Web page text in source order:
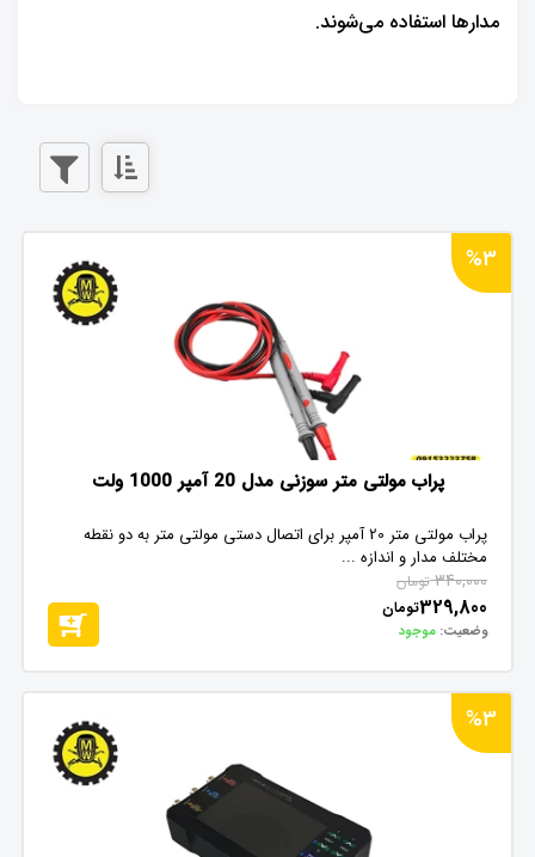
مدارها استفاده می‌شوند.
%3
پراب مولتی متر سوزنی مدل 20 آمپر 1000 ولت
پراب مولتی متر 20 آمپر برای اتصال دستی مولتی متر به دو نقطه
مختلف مدار و اندازه ...
340,000 تومان
329,800تومان
وضعیت: موجود
%3